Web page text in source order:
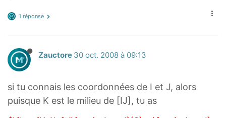
v
{
A
D
}
1 réponse
Zauctore 30 oct. 2008 à 09:13
si tu connais les coordonnées de I et J, alors
puisque K est le milieu de [IJ], tu as